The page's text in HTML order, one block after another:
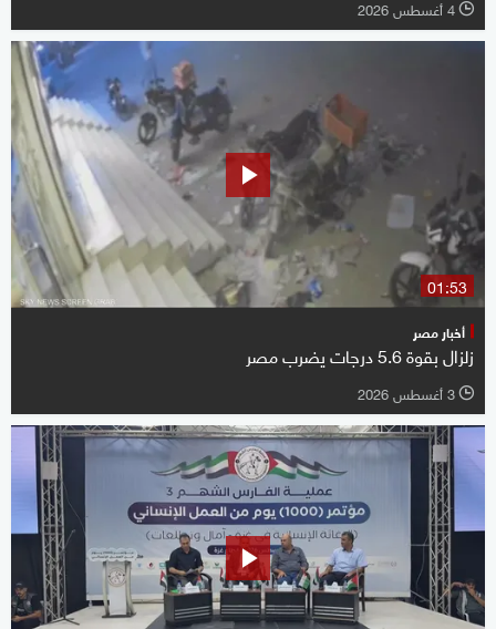
l 4 أغسطس 2026
01:53
أخبار مصر
زلزال بقوة 5.6 درجات يضرب مصر
l 3 أغسطس 2026